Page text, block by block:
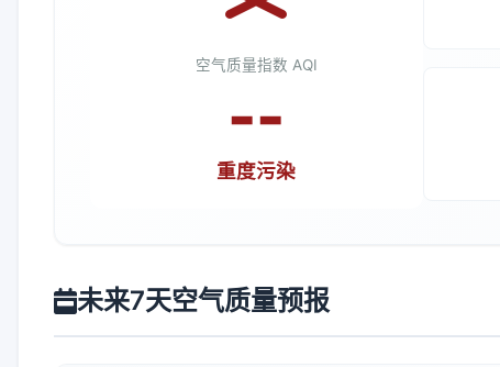
空气质量指数 AQI
--
重度污染
未来7天空气质量预报